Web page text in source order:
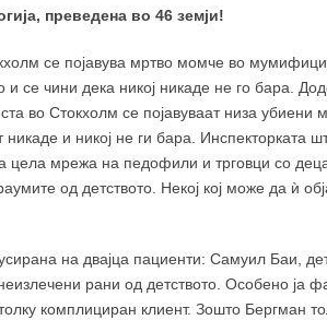
преведена во 46 земји!
се појавува мртво момче во
се чини дека никој никаде не го бара.
во Стокхолм се појавуваат низа
и никој не ги бара. Инспекторката
цела мрежа на педофили и трговци со
од детството. Некој кој може да ѝ
на двајца пациенти: Самуил Баи,
рани од детството. Особено ја
комплициран клиент. Зошто Бергман